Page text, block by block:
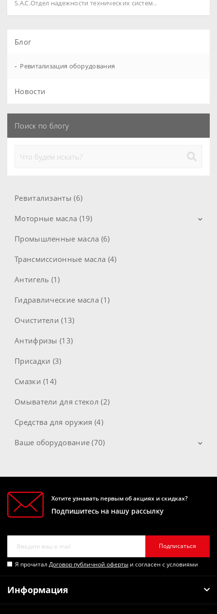
S.A.C.Отдел надежности технических систем..
Блог
- Ревитализация оборудования
Новости
Поиск по блогу
Ревитализанты (6)
Моторные масла (19)
Моторные масла для легкових авто (11)
Моторные масла для грузовиков (8)
Моторные масла 2Т (1)
Моторные масла 4Т (1)
Промывочные масла (1)
Промышленные масла (6)
Трансмиссионные масла (4)
Антигель (1)
Гидравлические масла (1)
Очистители (13)
Антифризы (13)
Присадки (3)
Смазки (14)
Омыватели для стекол (2)
Средства для оружия (4)
Ваше оборудование (70)
Редукторы (2)
Компрессоры (3)
Хотите узнавать первым об акциях и скидках?
Подпишитесь на нашу рассылку
Подписаться
Я прочитал Договор публичной оферты и согласен с условиями
Информация